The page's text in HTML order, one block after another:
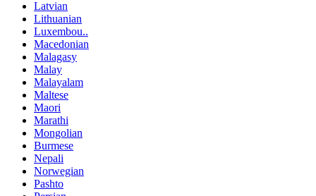
Latvian
Lithuanian
Luxembou..
Macedonian
Malagasy
Malay
Malayalam
Maltese
Maori
Marathi
Mongolian
Burmese
Nepali
Norwegian
Pashto